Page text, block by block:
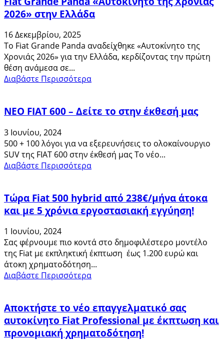
2026» στην Ελλάδα
16 Δεκεμβρίου, 2025
Το Fiat Grande Panda αναδείχθηκε «Αυτοκίνητο της
Χρονιάς 2026» για την Ελλάδα, κερδίζοντας την πρώτη
θέση ανάμεσα σε...
Διαβάστε Περισσότερα
ΝΕΟ FIAT 600 – Δείτε το στην έκθεσή μας
3 Ιουνίου, 2024
500 + 100 λόγοι για να εξερευνήσεις το ολοκαίνουργιο
SUV της FIAT 600 στην έκθεσή μας Το νέο...
Διαβάστε Περισσότερα
Τώρα Fiat 500 hybrid από 238€/μήνα άτοκα
και με 5 χρόνια εργοστασιακή εγγύηση!
1 Ιουνίου, 2024
Σας φέρνουμε πιο κοντά στο δημοφιλέστερο μοντέλο
της Fiat με εκπληκτική έκπτωση έως 1.200 ευρώ και
άτοκη χρηματοδότηση...
Διαβάστε Περισσότερα
Αποκτήστε το νέο επαγγελματικό σας
αυτοκίνητο Fiat Professional με έκπτωση και
προνομιακή χρηματοδότηση!